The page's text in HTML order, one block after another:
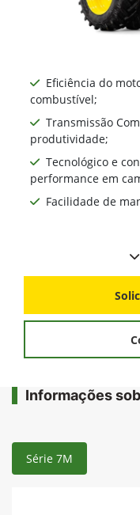
Eficiência do
combustível;
Transmissão
produtividade;
Tecnológico e
performance em
Facilidade de
Informações
Série 7M